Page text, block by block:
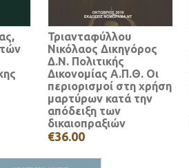
Τριανταφύλλου
Νικόλαος Δικηγόρος
Δ.Ν. Πολιτικής
Δικονομίας Α.Π.Θ. Οι
περιορισμοί στη χρήση
μαρτύρων κατά την
απόδειξη των
δικαιοπραξιών
€36.00